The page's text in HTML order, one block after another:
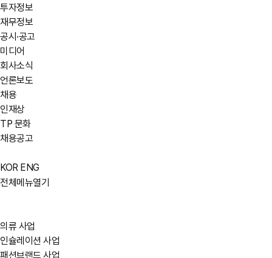
투자정보
재무정보
공시·공고
미디어
회사소식
언론보도
채용
인재상
TP 문화
채용공고
KOR ENG
전체메뉴열기
의류 사업
인슐레이션 사업
패션브랜드 사업